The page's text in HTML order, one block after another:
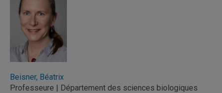
Beisner, Béatrix
Professeure | Département des sciences biologiques